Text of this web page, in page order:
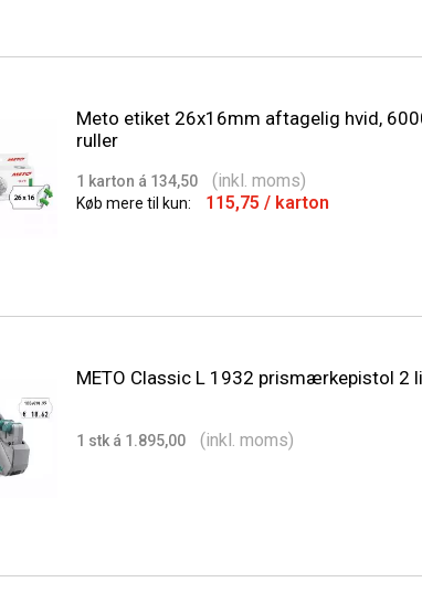
Meto etiket 26x16mm aftagelig hvid,
ruller
1 karton á 134,50 (inkl. moms)
Køb mere til kun: 115,75 / karton
METO Classic L 1932 prismærkepistol 2
1 stk á 1.895,00 (inkl. moms)